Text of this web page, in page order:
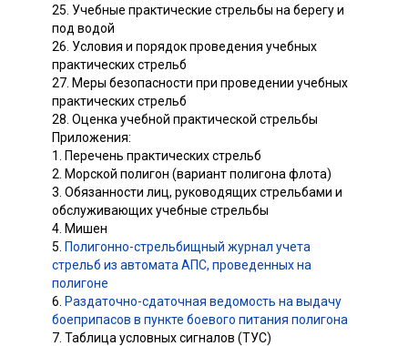
25. Учебные практические стрельбы на берегу и
под водой
26. Условия и порядок проведения учебных
практических стрельб
27. Меры безопасности при проведении учебных
практических стрельб
28. Оценка учебной практической стрельбы
Приложения:
1. Перечень практических стрельб
2. Морской полигон (вариант полигона флота)
3. Обязанности лиц, руководящих стрельбами и
обслуживающих учебные стрельбы
4. Мишен
5. Полигонно-стрельбищный журнал учета
стрельб из автомата АПС, проведенных на
полигоне
6. Раздаточно-сдаточная ведомость на выдачу
боеприпасов в пункте боевого питания полигона
7. Таблица условных сигналов (ТУС)